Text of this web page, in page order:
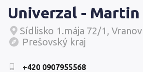
Univerzal - Martin
Sídlisko 1.mája 72/1,
Prešovský kraj
+420 0907955568